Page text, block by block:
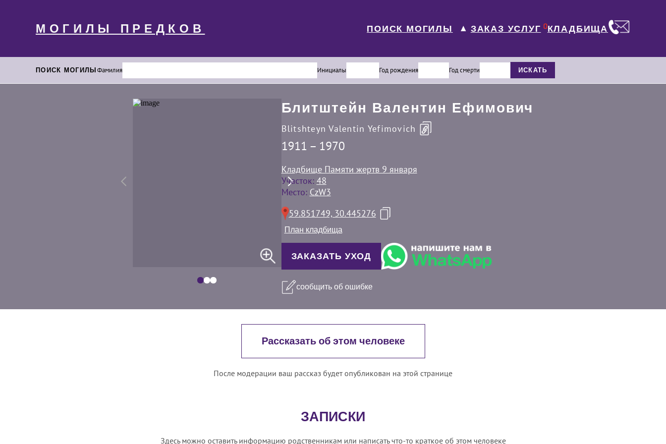
МОГИЛЫ ПРЕДКОВ ПОИСК МОГИЛЫ ▼ ЗАКАЗ УСЛУГ 0КЛАДБИЩА
ПОИСК МОГИЛЫФамилия Инициалы Год рождения Год смерти ИСКАТЬ
Блитштейн Валентин Ефимович
Blitshteyn Valentin Yefimovich
1911 – 1970
Кладбище Памяти жертв 9 января
Участок: 48
Место: CzW3
59.851749, 30.445276
План кладбища
ЗАКАЗАТЬ УХОД
сообщить об ошибке
Рассказать об этом человеке
После модерации ваш рассказ будет опубликован на этой странице
ЗАПИСКИ
Здесь можно оставить информацию родственникам или написать что-то краткое об этом человеке